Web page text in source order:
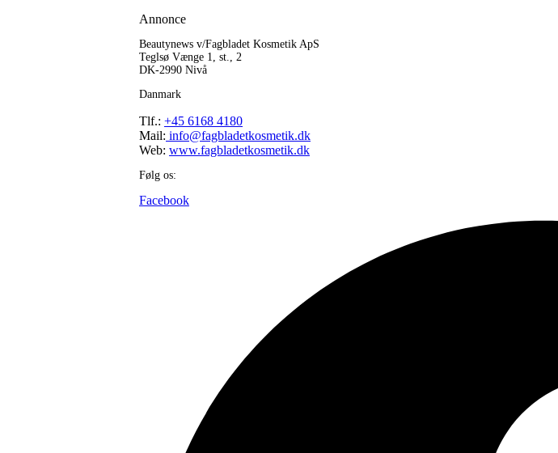
Annonce
Beautynews v/Fagbladet Kosmetik ApS
Teglsø Vænge 1, st., 2
DK-2990 Nivå
Danmark
Tlf.: +45 6168 4180
Mail: info@fagbladetkosmetik.dk
Web: www.fagbladetkosmetik.dk
Følg os:
Facebook